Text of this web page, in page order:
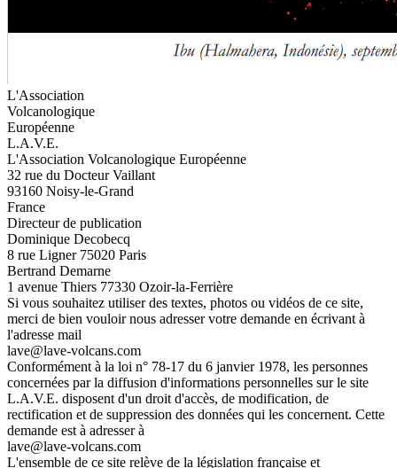
L'Association
Volcanologique
Européenne
L.A.V.E.
L'Association Volcanologique Européenne
32 rue du Docteur Vaillant
93160 Noisy-le-Grand
France
Directeur de publication
Dominique Decobecq
8 rue Ligner 75020 Paris
Bertrand Demarne
1 avenue Thiers 77330 Ozoir-la-Ferrière
Si vous souhaitez utiliser des textes, photos ou vidéos de ce site,
merci de bien vouloir nous adresser votre demande en écrivant à
l'adresse mail
lave@lave-volcans.com
Conformément à la loi n° 78-17 du 6 janvier 1978, les personnes
concernées par la diffusion d'informations personnelles sur le site
L.A.V.E. disposent d'un droit d'accès, de modification, de
rectification et de suppression des données qui les concernent. Cette
demande est à adresser à
lave@lave-volcans.com
L'ensemble de ce site relève de la législation française et